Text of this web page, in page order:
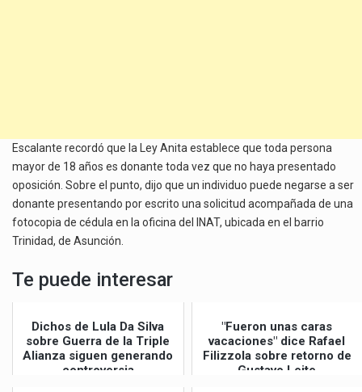
Escalante recordó que la Ley Anita establece que toda persona
mayor de 18 años es donante toda vez que no haya presentado
oposición. Sobre el punto, dijo que un individuo puede negarse a ser
donante presentando por escrito una solicitud acompañada de una
fotocopia de cédula en la oficina del INAT, ubicada en el barrio
Trinidad, de Asunción.
Te puede interesar
Dichos de Lula Da Silva
sobre Guerra de la Triple
Alianza siguen generando
controversia
"Fueron unas caras
vacaciones" dice Rafael
Filizzola sobre retorno de
Gustavo Leite